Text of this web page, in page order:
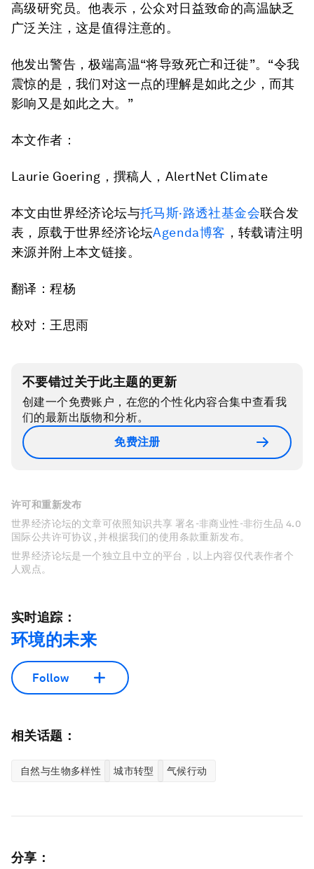
高级研究员。他表示，公众对日益致命的高温缺乏
广泛关注，这是值得注意的。
他发出警告，极端高温“将导致死亡和迁徙”。“令我
震惊的是，我们对这一点的理解是如此之少，而其
影响又是如此之大。”
本文作者：
Laurie Goering，撰稿人，AlertNet Climate
本文由世界经济论坛与托马斯·路透社基金会联合发
表，原载于世界经济论坛Agenda博客 ，转载请注明
来源并附上本文链接。
翻译：程杨
校对：王思雨
不要错过关于此主题的更新
创建一个免费账户，在您的个性化内容合集中查看我
们的最新出版物和分析。
免费注册
许可和重新发布
世界经济论坛的文章可依照知识共享 署名-非商业性-非衍生品 4.0
国际公共许可协议 , 并根据我们的使用条款重新发布。
世界经济论坛是一个独立且中立的平台，以上内容仅代表作者个
人观点。
实时追踪：
环境的未来
Follow
相关话题：
自然与生物多样性 城市转型 气候行动
分享：